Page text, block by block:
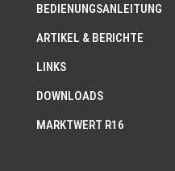
BEDIENUNGSANLEITUNG
ARTIKEL & BERICHTE
LINKS
DOWNLOADS
MARKTWERT R16